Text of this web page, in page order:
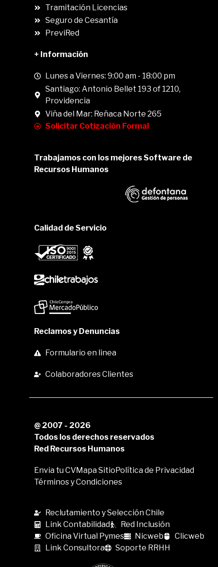
Tramitación Licencias
Seguro de Cesantía
PreviRed
+ Información
Lunes a Viernes: 9:00 am - 18:00 pm
Santiago: Antonio Bellet 193 of 1210,
Providencia
Viña del Mar: Reñaca Norte 265
Solicitar Cotización Formal
Trabajamos con los mejores Software de
Recursos Humanos
Calidad de Servicio
Reclamos y Denuncias
Formulario en linea
Colaboradores Clientes
@ 2007 - 2026
Todos los derechos reservados
Red Recursos Humanos
Envia tu CVMapa SitioPolítica de Privacidad
Términos y Condiciones
Reclutamiento y Selección Chile
Link Contabilidad
Red Inclusión
Oficina Virtual Pymes
Nicweb
Clicweb
Link Consultora
Soporte RRHH